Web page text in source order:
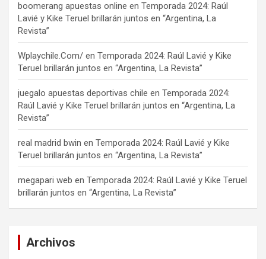
boomerang apuestas online en Temporada 2024: Raúl
Lavié y Kike Teruel brillarán juntos en “Argentina, La
Revista”
Wplaychile.Com/ en Temporada 2024: Raúl Lavié y Kike
Teruel brillarán juntos en “Argentina, La Revista”
juegalo apuestas deportivas chile en Temporada 2024:
Raúl Lavié y Kike Teruel brillarán juntos en “Argentina, La
Revista”
real madrid bwin en Temporada 2024: Raúl Lavié y Kike
Teruel brillarán juntos en “Argentina, La Revista”
megapari web en Temporada 2024: Raúl Lavié y Kike Teruel
brillarán juntos en “Argentina, La Revista”
Archivos